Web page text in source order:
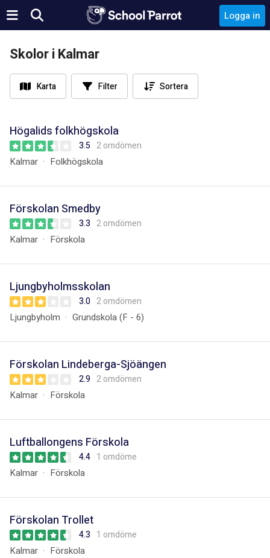
Logga in
Skolor i Kalmar
Karta Filter Sortera
Högalids folkhögskola
3.5 2 omdömen
Kalmar Folkhögskola
Förskolan Smedby
3.3 2 omdömen
Kalmar Förskola
Ljungbyholmsskolan
3.0 2 omdömen
Ljungbyholm Grundskola (F - 6)
Förskolan Lindeberga-Sjöängen
2.9 2 omdömen
Kalmar Förskola
Luftballongens Förskola
4.4 1 omdöme
Kalmar Förskola
Förskolan Trollet
4.3 1 omdöme
Kalmar Förskola